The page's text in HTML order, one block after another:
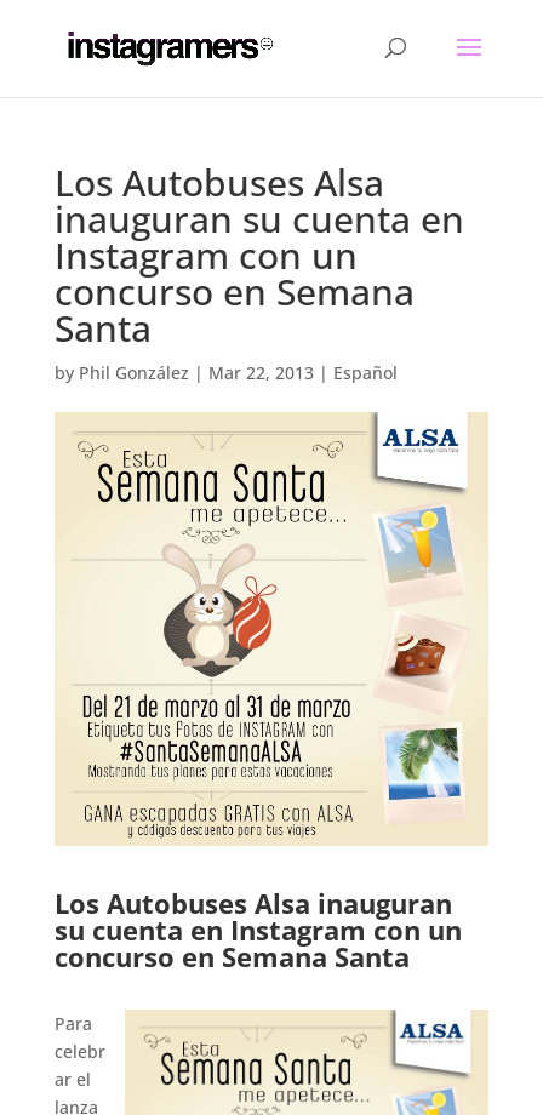
Los Autobuses Alsa
inauguran su cuenta en
Instagram con un
concurso en Semana
Santa
by Phil González | Mar 22, 2013| Español
Los Autobuses Alsa inauguran
su cuenta en Instagram con un
concurso en Semana Santa
Para
celebr
ar el
lanza